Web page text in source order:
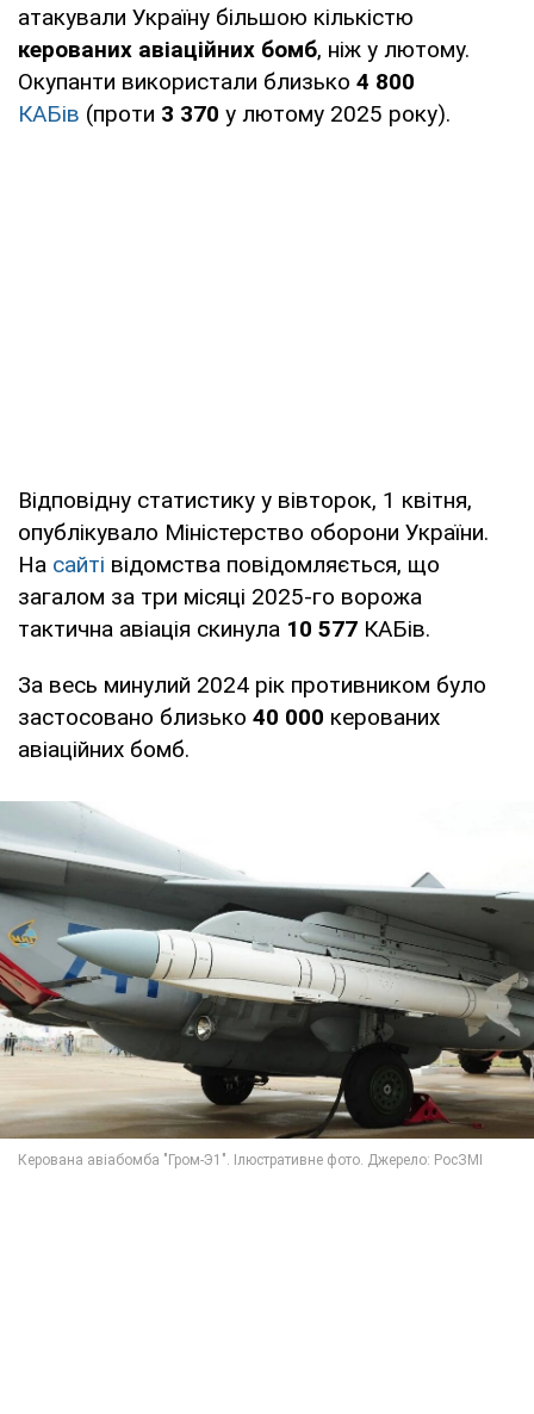
атакували Україну більшою кількістю
керованих авіаційних бомб, ніж у лютому.
Окупанти використали близько 4 800
КАБів (проти 3 370 у лютому 2025 року).
Відповідну статистику у вівторок, 1 квітня,
опублікувало Міністерство оборони України.
На сайті відомства повідомляється, що
загалом за три місяці 2025-го ворожа
тактична авіація скинула 10 577 КАБів.
За весь минулий 2024 рік противником було
застосовано близько 40 000 керованих
авіаційних бомб.